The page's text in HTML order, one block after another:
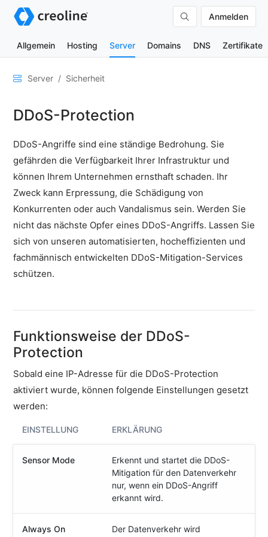
Anmelden
Allgemein Hosting Server Domains DNS Zertifikate
Allgemein
&
Sicherheit
Sperren
von
IP-
Adressen
Fail2Ban
Scans
Hochverfügbarkeit
Protection
Server
Passwort
zurücksetzen
Speicherplatz
Warnung
Scans
PCI-
DSS-
SSH
Server Sicherheit
DDoS-Protection
DDoS-Angriffe sind eine ständige Bedrohung. Sie
gefährden die Verfügbarkeit Ihrer Infrastruktur und
können Ihrem Unternehmen ernsthaft schaden. Ihr
Zweck kann Erpressung, die Schädigung von
Konkurrenten oder auch Vandalismus sein. Werden Sie
nicht das nächste Opfer eines DDoS-Angriffs. Lassen Sie
sich von unseren automatisierten, hocheffizienten und
fachmännisch entwickelten DDoS-Mitigation-Services
schützen.
Funktionsweise der DDoS-
Protection
Sobald eine IP-Adresse für die DDoS-Protection
aktiviert wurde, können folgende Einstellungen gesetzt
werden:
EINSTELLUNG ERKLÄRUNG
Sensor Mode
Erkennt und startet die DDoS-
Mitigation für den Datenverkehr
nur, wenn ein DDoS-Angriff
erkannt wird.
Always On
Der Datenverkehr wird